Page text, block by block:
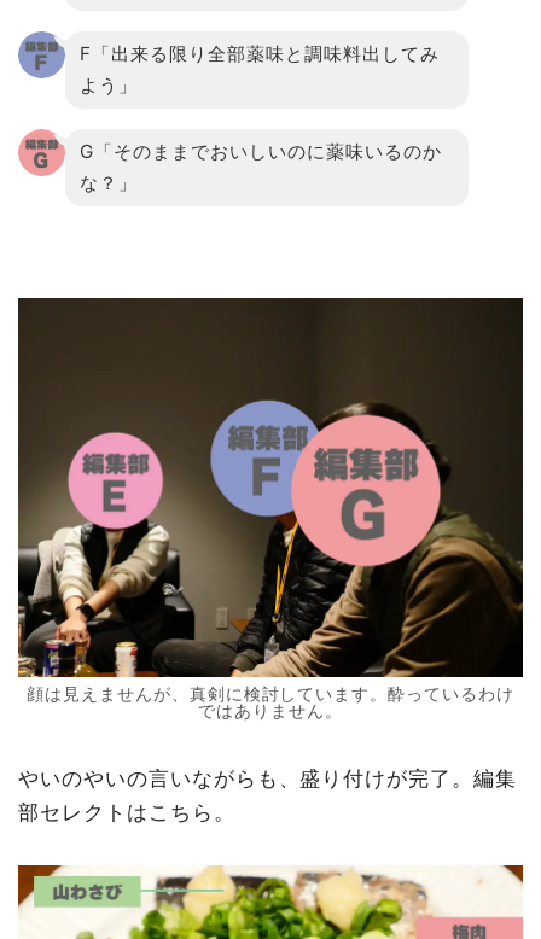
F「出来る限り全部薬味と調味料出してみ
よう」
G「そのままでおいしいのに薬味いるのか
な？」
顔は見えませんが、真剣に検討しています。酔っているわけ
ではありません。
やいのやいの言いながらも、盛り付けが完了。編集
部セレクトはこちら。